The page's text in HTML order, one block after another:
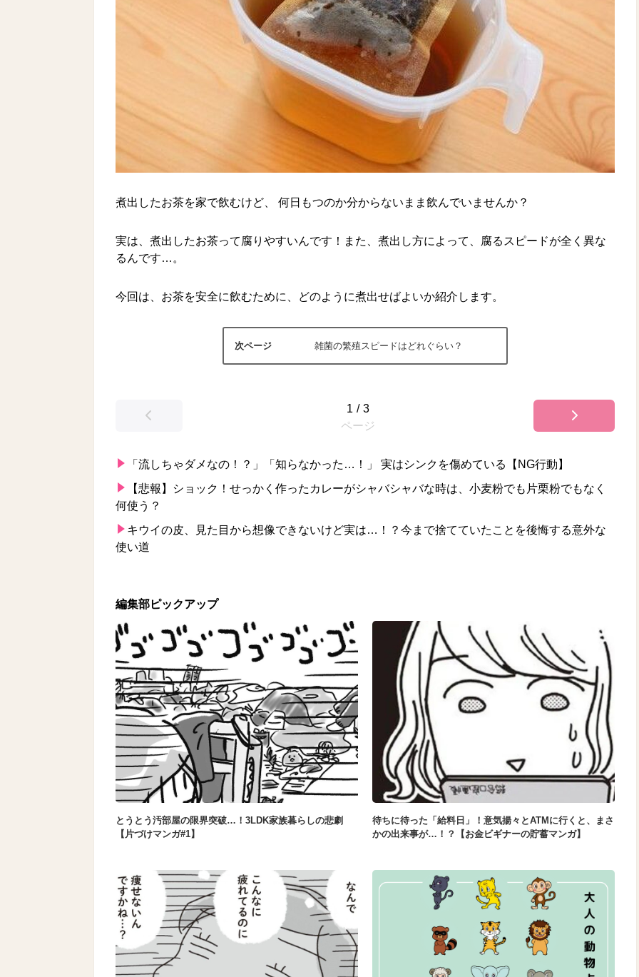
煮出したお茶を家で飲むけど、 何日もつのか分からないまま飲んでいませんか？
実は、煮出したお茶って腐りやすいんです！また、煮出し方によって、腐るスピードが全く異な
るんです…。
今回は、お茶を安全に飲むために、どのように煮出せばよいか紹介します。
雑菌の繁殖スピードはどれぐらい？
1 / 3
ページ
「流しちゃダメなの！？」「知らなかった…！」 実はシンクを傷めている【NG行動】
【悲報】ショック！せっかく作ったカレーがシャバシャバな時は、小麦粉でも片栗粉でもなく
何使う？
キウイの皮、見た目から想像できないけど実は…！？今まで捨てていたことを後悔する意外な
使い道
編集部ピックアップ
とうとう汚部屋の限界突破…！3LDK家族暮らしの悲劇
【片づけマンガ#1】
待ちに待った「給料日」！意気揚々とATMに行くと、まさ
かの出来事が…！？【お金ビギナーの貯蓄マンガ】